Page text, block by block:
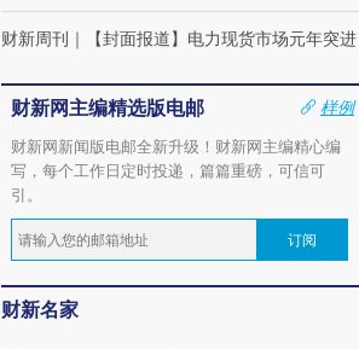
财新周刊 ｜ 【封面报道】电力现货市场元年突进
财新网主编精选版电邮
样例
财新网新闻版电邮全新升级！财新网主编精心编
写，每个工作日定时投递，篇篇重磅，可信可
引。
订阅
财新名家